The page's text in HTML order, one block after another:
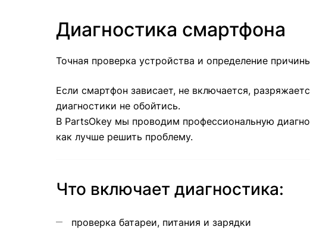
Диагностика смартфона
Точная проверка устройства и определение
Если смартфон зависает, не включается,
диагностики не обойтись.
В PartsOkey мы проводим профессиональную
как лучше решить проблему.
Что включает диагностика:
проверка батареи, питания и зарядки